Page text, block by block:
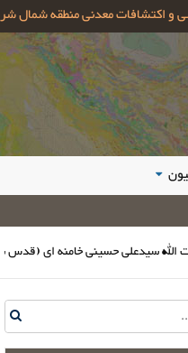
و اکتشافات معدنی منطقه شمال
حسینی خامنه ای (قدس سره)]